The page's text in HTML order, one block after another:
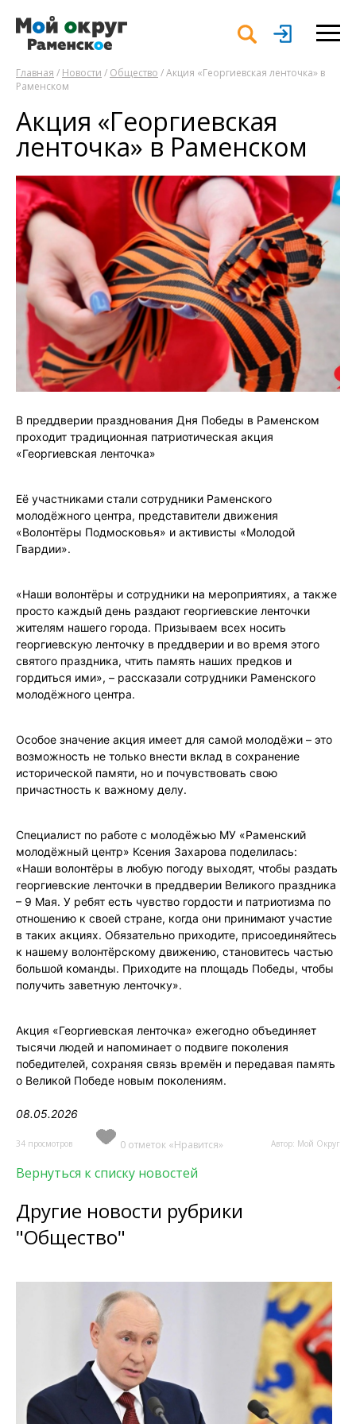
Главная / Новости / Общество / Акция «Георгиевская ленточка» в
Раменском
Акция «Георгиевская
ленточка» в Раменском
В преддверии празднования Дня Победы в Раменском
проходит традиционная патриотическая акция
«Георгиевская ленточка»
Её участниками стали сотрудники Раменского
молодёжного центра, представители движения
«Волонтёры Подмосковья» и активисты «Молодой
Гвардии».
«Наши волонтёры и сотрудники на мероприятиях, а также
просто каждый день раздают георгиевские ленточки
жителям нашего города. Призываем всех носить
георгиевскую ленточку в преддверии и во время этого
святого праздника, чтить память наших предков и
гордиться ими», – рассказали сотрудники Раменского
молодёжного центра.
Особое значение акция имеет для самой молодёжи – это
возможность не только внести вклад в сохранение
исторической памяти, но и почувствовать свою
причастность к важному делу.
Специалист по работе с молодёжью МУ «Раменский
молодёжный центр» Ксения Захарова поделилась:
«Наши волонтёры в любую погоду выходят, чтобы раздать
георгиевские ленточки в преддверии Великого праздника
– 9 Мая. У ребят есть чувство гордости и патриотизма по
отношению к своей стране, когда они принимают участие
в таких акциях. Обязательно приходите, присоединяйтесь
к нашему волонтёрскому движению, становитесь частью
большой команды. Приходите на площадь Победы, чтобы
получить заветную ленточку».
Акция «Георгиевская ленточка» ежегодно объединяет
тысячи людей и напоминает о подвиге поколения
победителей, сохраняя связь времён и передавая память
о Великой Победе новым поколениям.
08.05.2026
34 просмотров 0 отметок «Нравится» Автор: Мой Округ
Вернуться к списку новостей
Другие новости рубрики
"Общество"